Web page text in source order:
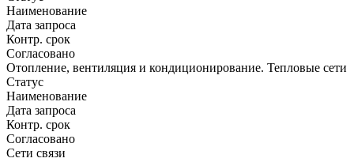
Наименование
Дата запроса
Контр. срок
Согласовано
Отопление, вентиляция и кондиционирование. Тепловые сети
Статус
Наименование
Дата запроса
Контр. срок
Согласовано
Сети связи